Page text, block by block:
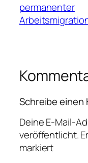
permanenter
Schreibe einen
Deine E-Mail-
veröffentlicht.
markiert